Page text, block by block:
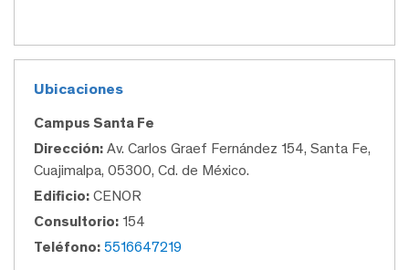
Ubicaciones
Campus Santa Fe
Dirección: Av. Carlos Graef Fernández 154, Santa Fe,
Cuajimalpa, 05300, Cd. de México.
Edificio: CENOR
Consultorio: 154
Teléfono: 5516647219